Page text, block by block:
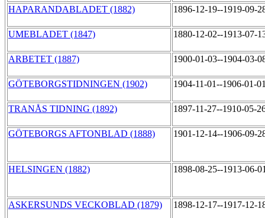
HAPARANDABLADET (1882) 1896-12-19--1919-09-
UMEBLADET (1847) 1880-12-02--1913-07-
ARBETET (1887) 1900-01-03--1904-03-
GÖTEBORGSTIDNINGEN (1902) 1904-11-01--1906-01-
TRANÅS TIDNING (1892) 1897-11-27--1910-05-
GÖTEBORGS AFTONBLAD (1888) 1901-12-14--1906-09-
HELSINGEN (1882) 1898-08-25--1913-06-
ASKERSUNDS VECKOBLAD (1879) 1898-12-17--1917-12-